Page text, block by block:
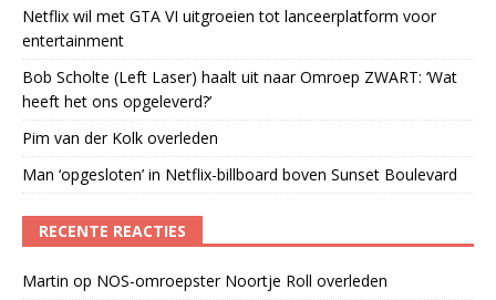
Netflix wil met GTA VI uitgroeien tot lanceerplatform voor
entertainment
Bob Scholte (Left Laser) haalt uit naar Omroep ZWART: ‘Wat
heeft het ons opgeleverd?’
Pim van der Kolk overleden
Man ‘opgesloten’ in Netflix-billboard boven Sunset Boulevard
RECENTE REACTIES
Martin op NOS-omroepster Noortje Roll overleden